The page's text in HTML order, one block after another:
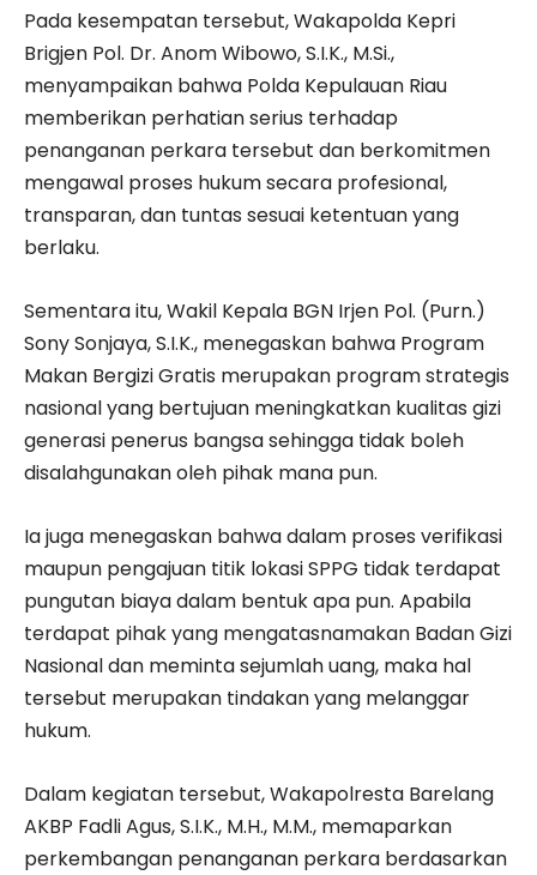
Pada kesempatan tersebut, Wakapolda Kepri
Brigjen Pol. Dr. Anom Wibowo, S.I.K., M.Si.,
menyampaikan bahwa Polda Kepulauan Riau
memberikan perhatian serius terhadap
penanganan perkara tersebut dan berkomitmen
mengawal proses hukum secara profesional,
transparan, dan tuntas sesuai ketentuan yang
berlaku.
Sementara itu, Wakil Kepala BGN Irjen Pol. (Purn.)
Sony Sonjaya, S.I.K., menegaskan bahwa Program
Makan Bergizi Gratis merupakan program strategis
nasional yang bertujuan meningkatkan kualitas gizi
generasi penerus bangsa sehingga tidak boleh
disalahgunakan oleh pihak mana pun.
Ia juga menegaskan bahwa dalam proses verifikasi
maupun pengajuan titik lokasi SPPG tidak terdapat
pungutan biaya dalam bentuk apa pun. Apabila
terdapat pihak yang mengatasnamakan Badan Gizi
Nasional dan meminta sejumlah uang, maka hal
tersebut merupakan tindakan yang melanggar
hukum.
Dalam kegiatan tersebut, Wakapolresta Barelang
AKBP Fadli Agus, S.I.K., M.H., M.M., memaparkan
perkembangan penanganan perkara berdasarkan